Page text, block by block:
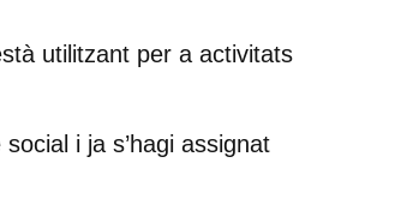
utilitzant per a activitats
i ja s’hagi assignat